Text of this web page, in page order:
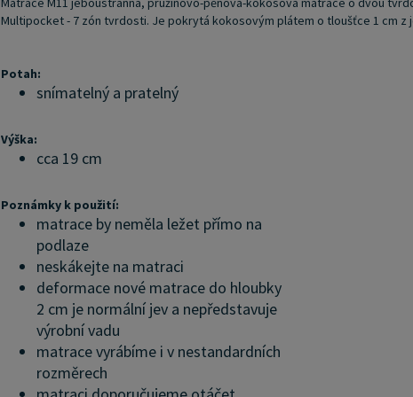
Multipocket - 7 zón tvrdosti. Je pokrytá kokosovým plátem o tloušťce 1 cm z
Potah:
snímatelný a pratelný
Výška:
cca 19 cm
Poznámky k použití:
matrace by neměla ležet přímo na
podlaze
neskákejte na matraci
deformace nové matrace do hloubky
2 cm je normální jev a nepředstavuje
výrobní vadu
matrace vyrábíme i v nestandardních
rozměrech